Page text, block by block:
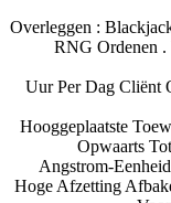
Overleggen :
RNG Ordenen .
24 Uur Per Dag
Hooggeplaatste
Opwaarts
Angstrom-
Hoge Afzetting